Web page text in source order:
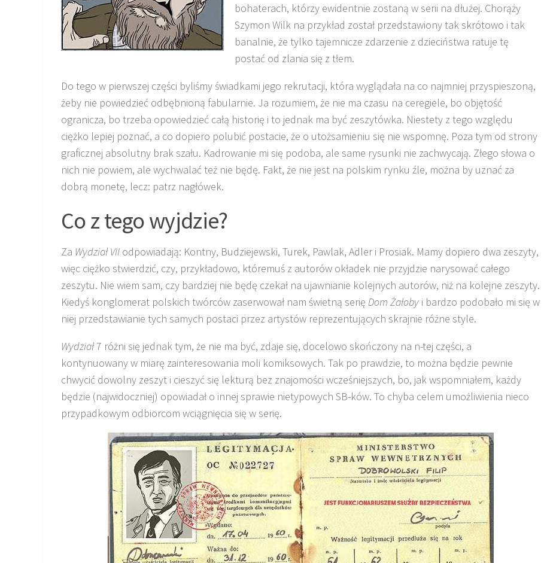
bohaterach, którzy ewidentnie zostaną w serii na dłużej. Chorąży
Szymon Wilk na przykład został przedstawiony tak skrótowo i tak
banalnie, że tylko tajemnicze zdarzenie z dzieciństwa ratuje tę
postać od zlania się z tłem.
Do tego w pierwszej części byliśmy świadkami jego rekrutacji, która wyglądała na co najmniej przyspieszoną,
żeby nie powiedzieć odbębnioną fabularnie. Ja rozumiem, że nie ma czasu na ceregiele, bo objętość
ogranicza, bo trzeba opowiedzieć całą historię i to jednak ma być zeszytówka. Niestety z tego względu
ciężko lepiej poznać, a co dopiero polubić postacie, że o utożsamieniu się nie wspomnę. Poza tym od strony
graficznej absolutny brak szału. Kadrowanie mi się podoba, ale same rysunki nie zachwycają. Złego słowa o
nich nie powiem, ale wychwalać też nie będę. Fakt, że nie jest na polskim rynku źle, można by uznać za
dobrą monetę, lecz: patrz nagłówek.
Co z tego wyjdzie?
Za Wydział VII odpowiadają: Kontny, Budziejewski, Turek, Pawlak, Adler i Prosiak. Mamy dopiero dwa zeszyty,
więc ciężko stwierdzić, czy, przykładowo, któremuś z autorów okładek nie przyjdzie narysować całego
zeszytu. Nie wiem sam, czy bardziej nie będę czekał na ujawnianie kolejnych autorów, niż na kolejne zeszyty.
Kiedyś konglomerat polskich twórców zaserwował nam świetną serię Dom Żałoby i bardzo podobało mi się w
niej przedstawianie tych samych postaci przez artystów reprezentujących skrajnie różne style.
Wydział7 różni się jednak tym, że nie ma być, zdaje się, docelowo skończony na n-tej części, a
kontynuowany w miarę zainteresowania moli komiksowych. Tak po prawdzie, to można będzie pewnie
chwycić dowolny zeszyt i cieszyć się lekturą bez znajomości wcześniejszych, bo, jak wspomniałem, każdy
będzie (najwidoczniej) opowiadał o innej sprawie nietypowych SB-ków. To chyba celem umożliwienia nieco
przypadkowym odbiorcom wciągnięcia się w serię.